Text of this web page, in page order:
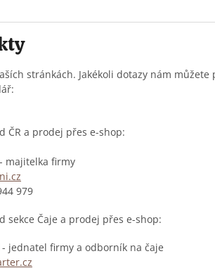
stránkách. Jakékoli dotazy nám
ČR a prodej přes e-shop:
majitelka firmy
979
sekce Čaje a prodej přes e-shop:
- jednatel firmy a odborník na čaje